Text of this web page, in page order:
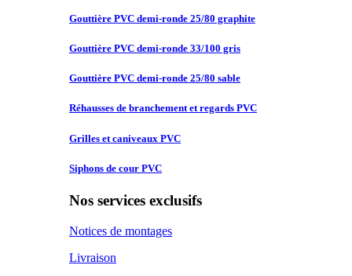
Gouttière PVC demi-ronde 25/80 graphite
Gouttière PVC demi-ronde 33/100 gris
Gouttière PVC demi-ronde 25/80 sable
Réhausses de branchement et regards PVC
Grilles et caniveaux PVC
Siphons de cour PVC
Nos services exclusifs
Notices de montages
Livraison